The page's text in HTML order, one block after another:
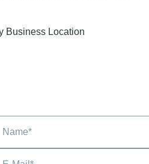
Business Location